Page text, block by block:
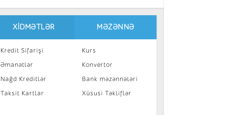
XIDMƏTLƏR
Kredit Sifarişi
Əmanətlər
Nağd Kreditlər
Taksit Kartlar
MƏZƏNNƏ
Kurs
Konvertor
Bank məzənnələri
Xüsusi Təkliflər